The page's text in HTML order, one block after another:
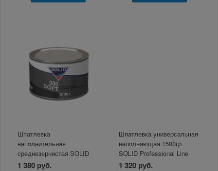
Шпатлевка
наполнительная
среднезернистая SOLID
300 SOFT 2000 г
1 380 руб.
Шпатлевка универсальная
наполняющая 1500гр.
SOLID Professional Line
Soft Zinc
1 320 руб.